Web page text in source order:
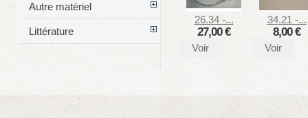
26.34 -...
27,00 €
Voir
34.21 -...
8,00 €
Voir
Autre matériel
Littérature